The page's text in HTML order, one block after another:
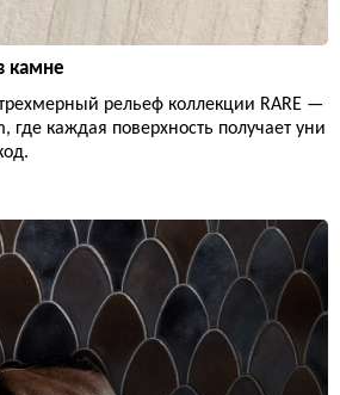
камне
рельеф коллекции RARE —
где каждая поверхность получает уни